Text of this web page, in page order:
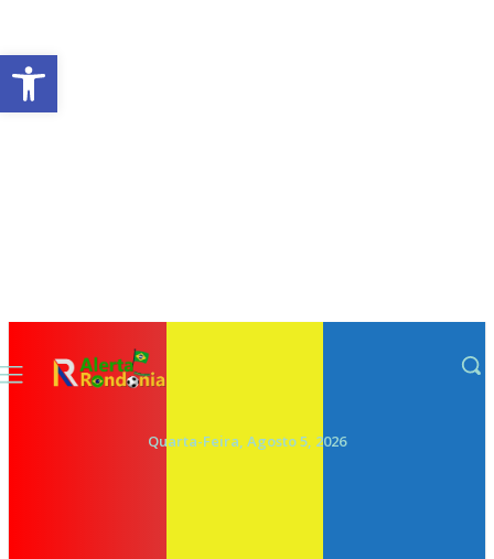
Quarta-Feira, Agosto 5, 2026
Abrir a barra de ferramentas